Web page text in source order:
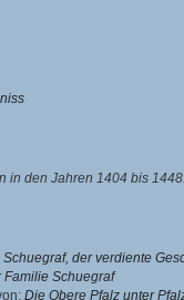
in den Jahren 1404 bis
der verdiente
Familie Schuegraf
: Die Obere Pfalz unter